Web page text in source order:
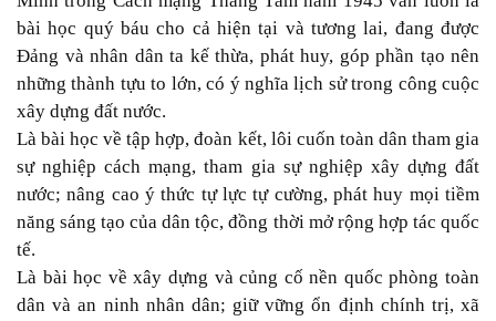
bài học quý báu cho cả hiện tại và tương lai, đang được
Đảng và nhân dân ta kế thừa, phát huy, góp phần tạo nên
những thành tựu to lớn, có ý nghĩa lịch sử trong công cuộc
xây dựng đất nước.
Là bài học về tập hợp, đoàn kết, lôi cuốn toàn dân tham gia
sự nghiệp cách mạng, tham gia sự nghiệp xây dựng đất
nước; nâng cao ý thức tự lực tự cường, phát huy mọi tiềm
năng sáng tạo của dân tộc, đồng thời mở rộng hợp tác quốc
tế.
Là bài học về xây dựng và củng cố nền quốc phòng toàn
dân và an ninh nhân dân; giữ vững ổn định chính trị, xã